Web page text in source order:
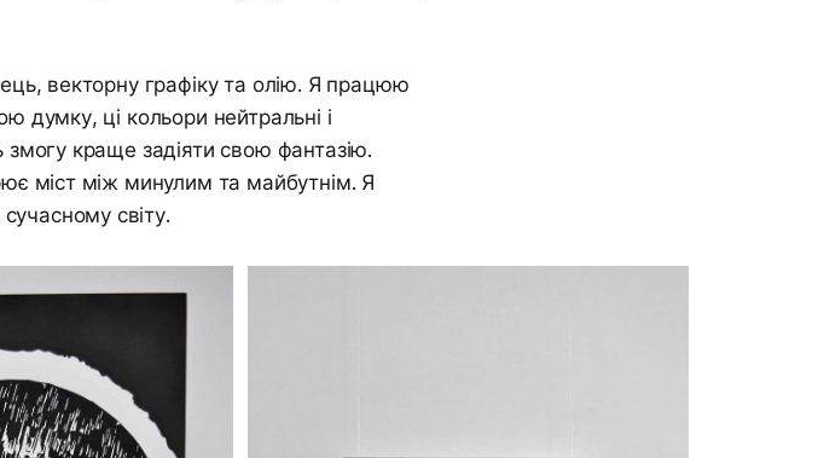
векторну графіку та олію. Я працюю
думку, ці кольори нейтральні і
змогу краще задіяти свою фантазію.
міст між минулим та майбутнім. Я
світу.